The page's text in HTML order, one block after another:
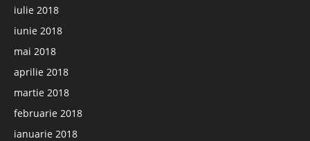
iulie 2018
iunie 2018
mai 2018
aprilie 2018
martie 2018
februarie 2018
ianuarie 2018